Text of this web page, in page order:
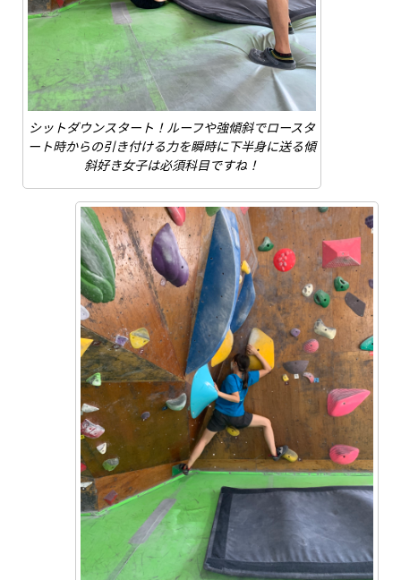
シットダウンスタート！ルーフや強傾斜でロースタ
ート時からの引き付ける力を瞬時に下半身に送る傾
斜好き女子は必須科目ですね！